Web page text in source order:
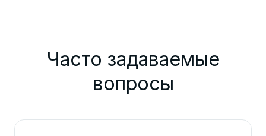
Часто задаваемые
вопросы